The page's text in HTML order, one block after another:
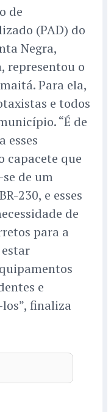
de
(PAD) do
Negra,
, representou o
Para ela,
e todos
“É de
esses
capacete que
de um
230, e esses
de
para a
e
finaliza